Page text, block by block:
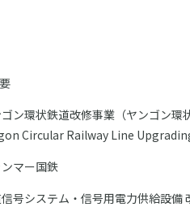
ン環状鉄道改修事業（ヤンゴン環
Circular Railway Line
マー国鉄
号システム・信号用電力供給設備